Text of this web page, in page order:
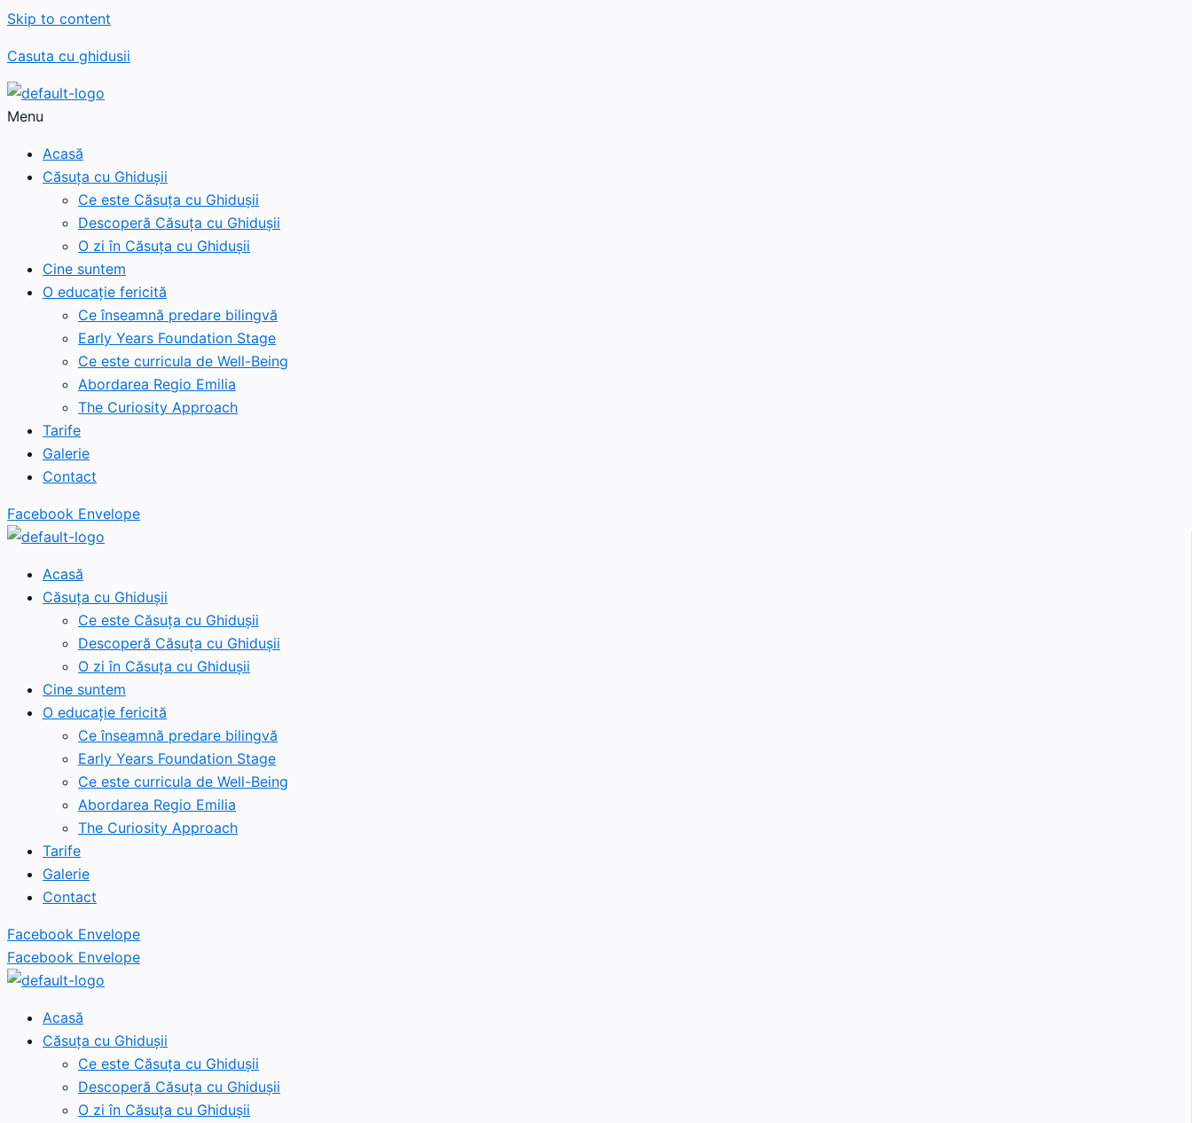
Skip to content
Casuta cu ghidusii
Menu
Acasă
Căsuța cu Ghidușii
Ce este Căsuța cu Ghidușii
Descoperă Căsuța cu Ghidușii
O zi în Căsuța cu Ghidușii
Cine suntem
O educație fericită
Ce înseamnă predare bilingvă
Early Years Foundation Stage
Ce este curricula de Well-Being
Abordarea Regio Emilia
The Curiosity Approach
Tarife
Galerie
Contact
Facebook Envelope
Acasă
Căsuța cu Ghidușii
Ce este Căsuța cu Ghidușii
Descoperă Căsuța cu Ghidușii
O zi în Căsuța cu Ghidușii
Cine suntem
O educație fericită
Ce înseamnă predare bilingvă
Early Years Foundation Stage
Ce este curricula de Well-Being
Abordarea Regio Emilia
The Curiosity Approach
Tarife
Galerie
Contact
Facebook Envelope
Facebook Envelope
Acasă
Căsuța cu Ghidușii
Ce este Căsuța cu Ghidușii
Descoperă Căsuța cu Ghidușii
O zi în Căsuța cu Ghidușii